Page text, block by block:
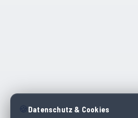
🍪 Datenschutz & Cookies